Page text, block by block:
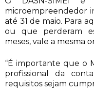
microempreendedor
até 31 de maio. Para
ou que perderam
meses, vale a mesma
“É importante que o
profissional da
requisitos sejam